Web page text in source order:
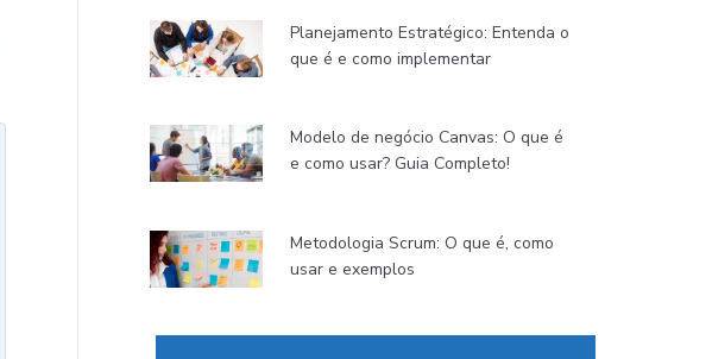
Planejamento Estratégico: Entenda o
que é e como implementar
Modelo de negócio Canvas: O que é
e como usar? Guia Completo!
Metodologia Scrum: O que é, como
usar e exemplos